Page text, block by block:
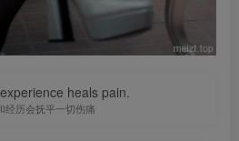
heals pain.
经历会抚平一切伤痛